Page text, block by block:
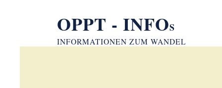
OPPT - INFOS
INFORMATIONEN ZUM WANDEL